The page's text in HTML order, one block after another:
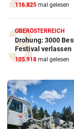
116.825 mal gelesen
OBERÖSTERREICH
Drohung: 3000
Festival verlassen
105.918 mal gelesen